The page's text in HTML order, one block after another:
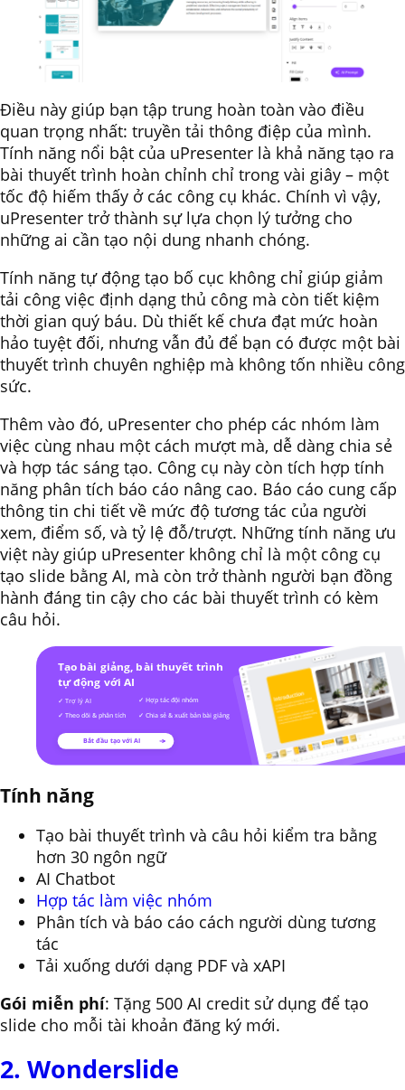
Điều này giúp bạn tập trung hoàn toàn vào điều
quan trọng nhất: truyền tải thông điệp của mình.
Tính năng nổi bật của uPresenter là khả năng tạo ra
bài thuyết trình hoàn chỉnh chỉ trong vài giây – một
tốc độ hiếm thấy ở các công cụ khác. Chính vì vậy,
uPresenter trở thành sự lựa chọn lý tưởng cho
những ai cần tạo nội dung nhanh chóng.
Tính năng tự động tạo bố cục không chỉ giúp giảm
tải công việc định dạng thủ công mà còn tiết kiệm
thời gian quý báu. Dù thiết kế chưa đạt mức hoàn
hảo tuyệt đối, nhưng vẫn đủ để bạn có được một bài
thuyết trình chuyên nghiệp mà không tốn nhiều công
sức.
Thêm vào đó, uPresenter cho phép các nhóm làm
việc cùng nhau một cách mượt mà, dễ dàng chia sẻ
và hợp tác sáng tạo. Công cụ này còn tích hợp tính
năng phân tích báo cáo nâng cao. Báo cáo cung cấp
thông tin chi tiết về mức độ tương tác của người
xem, điểm số, và tỷ lệ đỗ/trượt. Những tính năng ưu
việt này giúp uPresenter không chỉ là một công cụ
tạo slide bằng AI, mà còn trở thành người bạn đồng
hành đáng tin cậy cho các bài thuyết trình có kèm
câu hỏi.
Tính năng
Tạo bài thuyết trình và câu hỏi kiểm tra bằng
hơn 30 ngôn ngữ
AI Chatbot
Hợp tác làm việc nhóm
Phân tích và báo cáo cách người dùng tương
tác
Tải xuống dưới dạng PDF và xAPI
Gói miễn phí: Tặng 500 AI credit sử dụng để tạo
slide cho mỗi tài khoản đăng ký mới.
2. Wonderslide